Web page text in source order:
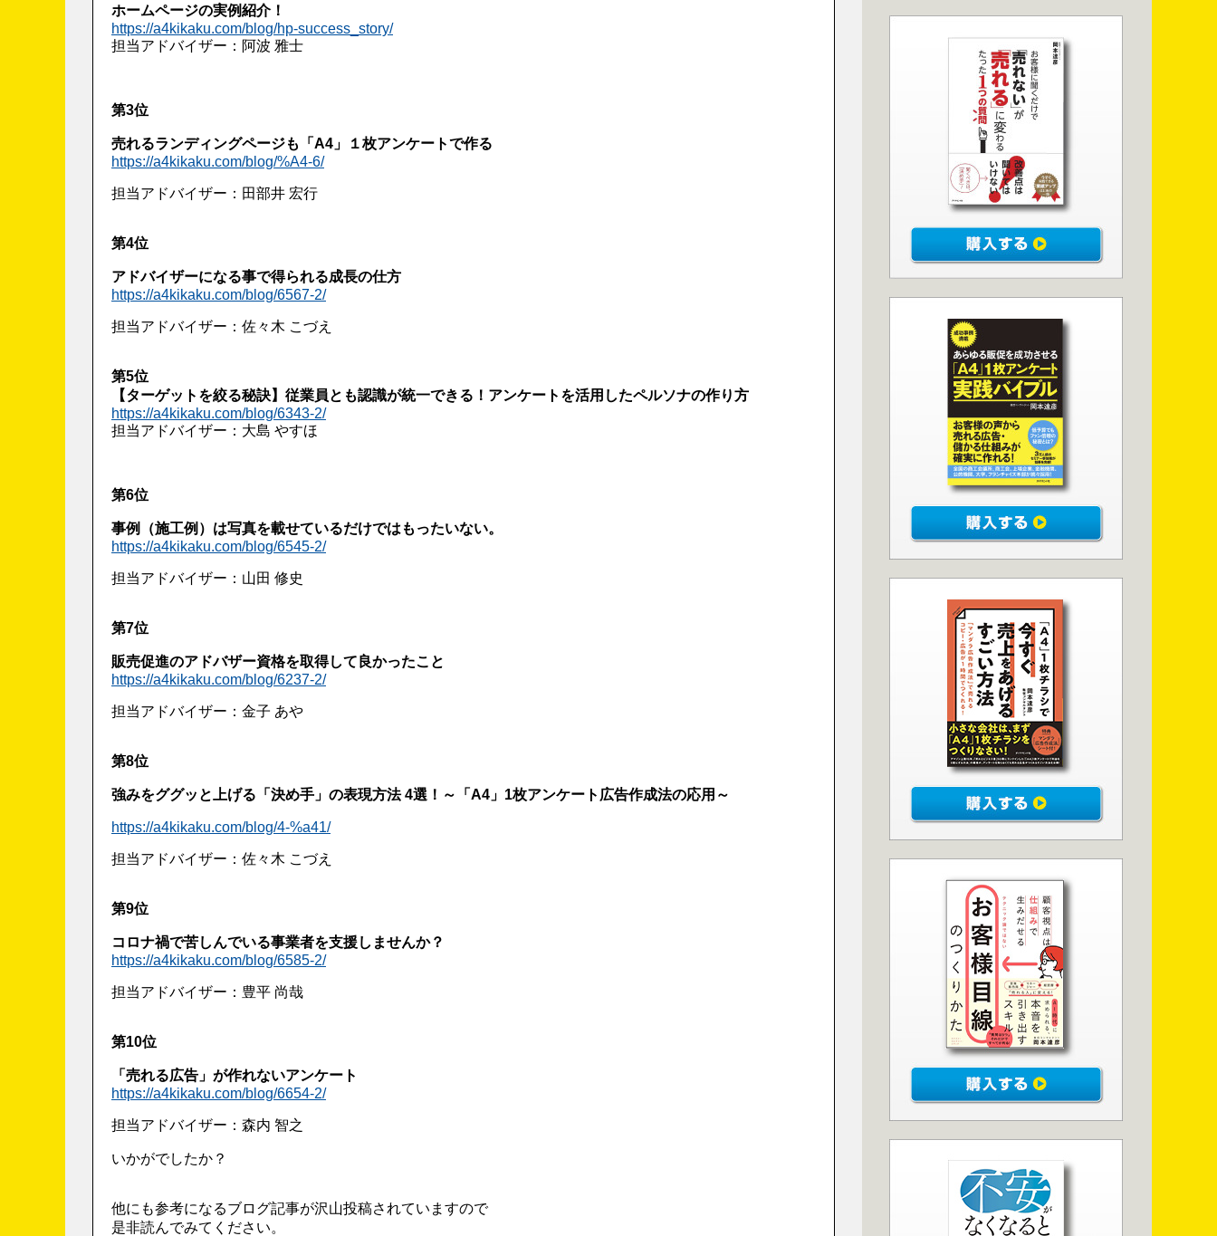
ホームページの実例紹介！
https://a4kikaku.com/blog/hp-success_story/
担当アドバイザー：阿波 雅士
第3位
売れるランディングページも「A4」１枚アンケートで作る
https://a4kikaku.com/blog/%A4-6/
担当アドバイザー：田部井 宏行
第4位
アドバイザーになる事で得られる成長の仕方
https://a4kikaku.com/blog/6567-2/
担当アドバイザー：佐々木 こづえ
第5位
【ターゲットを絞る秘訣】従業員とも認識が統一できる！アンケートを活用したペルソナの作り方
https://a4kikaku.com/blog/6343-2/
担当アドバイザー：大島 やすほ
第6位
事例（施工例）は写真を載せているだけではもったいない。
https://a4kikaku.com/blog/6545-2/
担当アドバイザー：山田 修史
第7位
販売促進のアドバザー資格を取得して良かったこと
https://a4kikaku.com/blog/6237-2/
担当アドバイザー：金子 あや
第8位
強みをググッと上げる「決め手」の表現方法 4選！～「A4」1枚アンケート広告作成法の応用～
https://a4kikaku.com/blog/4-%a41/
担当アドバイザー：佐々木 こづえ
第9位
コロナ禍で苦しんでいる事業者を支援しませんか？
https://a4kikaku.com/blog/6585-2/
担当アドバイザー：豊平 尚哉
第10位
「売れる広告」が作れないアンケート
https://a4kikaku.com/blog/6654-2/
担当アドバイザー：森内 智之
いかがでしたか？
他にも参考になるブログ記事が沢山投稿されていますので
是非読んでみてください。